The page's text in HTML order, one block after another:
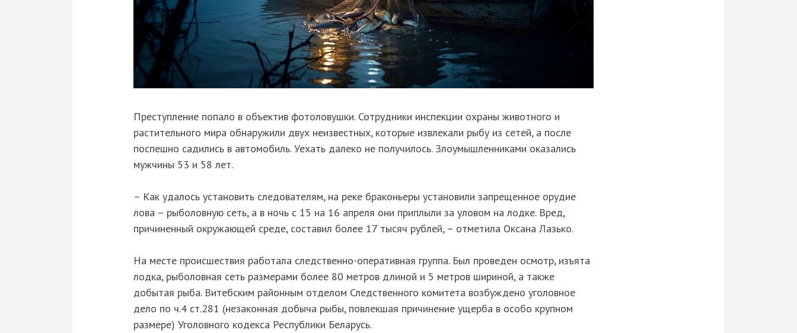
Преступление попало в объектив фотоловушки. Сотрудники инспекции охраны животного и
растительного мира обнаружили двух неизвестных, которые извлекали рыбу из сетей, а после
поспешно садились в автомобиль. Уехать далеко не получилось. Злоумышленниками оказались
мужчины 53 и 58 лет.
– Как удалось установить следователям, на реке браконьеры установили запрещенное орудие
лова – рыболовную сеть, а в ночь с 15 на 16 апреля они приплыли за уловом на лодке. Вред,
причиненный окружающей среде, составил более 17 тысяч рублей, – отметила Оксана Лазько.
На месте происшествия работала следственно-оперативная группа. Был проведен осмотр, изъята
лодка, рыболовная сеть размерами более 80 метров длиной и 5 метров шириной, а также
добытая рыба. Витебским районным отделом Следственного комитета возбуждено уголовное
дело по ч.4 ст.281 (незаконная добыча рыбы, повлекшая причинение ущерба в особо крупном
размере) Уголовного кодекса Республики Беларусь.